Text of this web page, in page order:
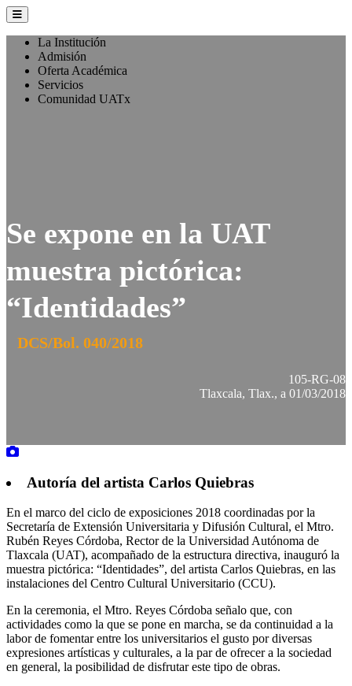
La Institución
Admisión
Oferta Académica
Servicios
Comunidad UATx
Se expone en la UAT
muestra pictórica:
“Identidades”
DCS/Bol. 040/2018
105-RG-08
Tlaxcala, Tlax., a 01/03/2018
Autoría del artista Carlos Quiebras
En el marco del ciclo de exposiciones 2018 coordinadas por la
Secretaría de Extensión Universitaria y Difusión Cultural, el Mtro.
Rubén Reyes Córdoba, Rector de la Universidad Autónoma de
Tlaxcala (UAT), acompañado de la estructura directiva, inauguró la
muestra pictórica: “Identidades”, del artista Carlos Quiebras, en las
instalaciones del Centro Cultural Universitario (CCU).
En la ceremonia, el Mtro. Reyes Córdoba señalo que, con
actividades como la que se pone en marcha, se da continuidad a la
labor de fomentar entre los universitarios el gusto por diversas
expresiones artísticas y culturales, a la par de ofrecer a la sociedad
en general, la posibilidad de disfrutar este tipo de obras.